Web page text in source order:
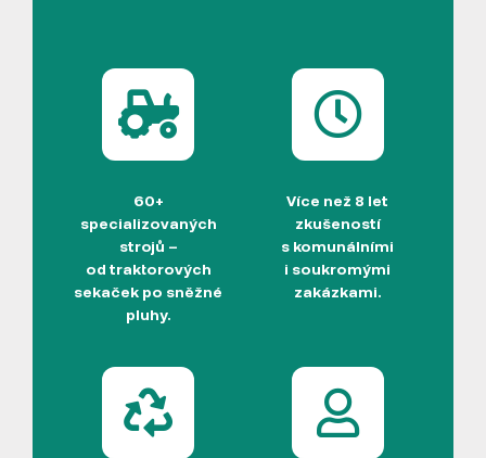
60+
specializovaných
strojů –
od traktorových
sekaček po sněžné
pluhy.
Více než 8 let
zkušeností
s komunálními
i soukromými
zakázkami.